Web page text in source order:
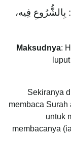
بِالشُّرُوعِ فِيه،
Maksudnya:
Sekiranya
membaca
untuk
membacanya